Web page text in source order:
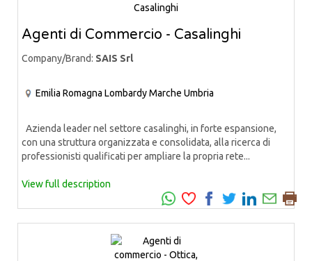
Agenti di Commercio - Casalinghi
Company/Brand: SAIS Srl
Emilia Romagna LombardyMarche Umbria
Azienda leader nel settore casalinghi, in forte espansione,
con una struttura organizzata e consolidata, alla ricerca di
professionisti qualificati per ampliare la propria rete...
View full description